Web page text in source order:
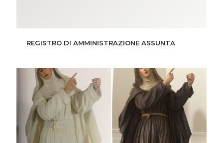
REGISTRO DI AMMINISTRAZIONE ASSUNTA